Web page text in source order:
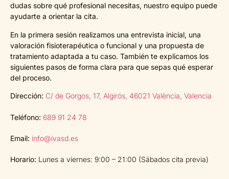
dudas sobre qué profesional necesitas, nuestro equipo puede
ayudarte a orientar la cita.
En la primera sesión realizamos una entrevista inicial, una
valoración fisioterapéutica o funcional y una propuesta de
tratamiento adaptada a tu caso. También te explicamos los
siguientes pasos de forma clara para que sepas qué esperar
del proceso.
Dirección: C/ de Gorgos, 17, Algirós, 46021 València, Valencia
Teléfono: 689 91 24 78
Email: info@ivasd.es
Horario: Lunes a viernes: 9:00 – 21:00 (Sábados cita previa)